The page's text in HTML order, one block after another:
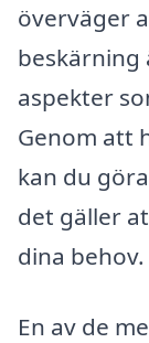
överväger
aspekter
Genom att
kan du
det gäller
dina behov.
En av de